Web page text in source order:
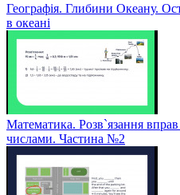
Географія. Глибини Океану.
в океані
Математика. Розв`язання вправ
числами. Частина №2